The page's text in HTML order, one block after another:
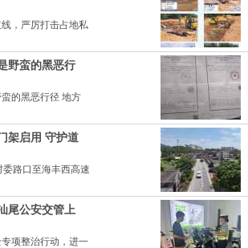
，严厉打击占地私
野蛮的黑恶行
的黑恶行径 地方
架启用 守护道
路口至海丰西高速
尾公安交管上
项整治行动，进一